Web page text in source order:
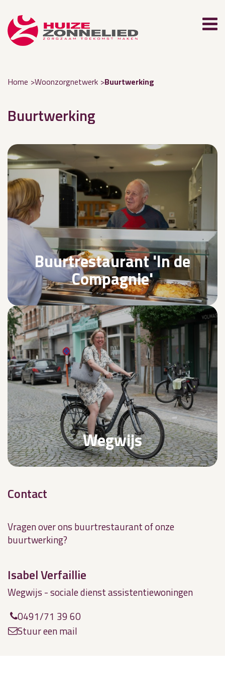
Home Woonzorgnetwerk Buurtwerking
Buurtwerking
Buurtrestaurant 'In de
Compagnie'
Wegwijs
Contact
Vragen over ons buurtrestaurant of onze
buurtwerking?
Isabel Verfaillie
Wegwijs - sociale dienst assistentiewoningen
0491/71 39 60
Stuur een mail